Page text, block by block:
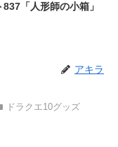
837「人形師の小箱」
アキラ
ドラクエ10グッズ